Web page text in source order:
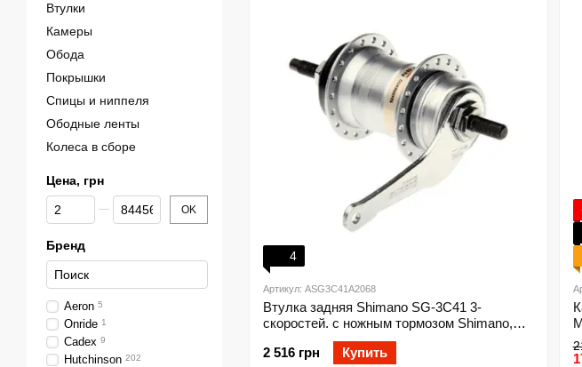
4
Артикул: ASG3C41A2068
Втулка задняя Shimano SG-3C41 3-
скоростей. с ножным тормозом Shimano,
36отв (OLD 120мм) без SM-3C41, серебр
ОЕМ
2 516 грн Купить
Втулки
Камеры
Обода
Покрышки
Спицы и ниппеля
Ободные ленты
Колеса в сборе
Цена, грн
От Цена, грн
До Цена, грн OK
Бренд
Aeron 5
Onride 1
Cadex 9
Hutchinson 202